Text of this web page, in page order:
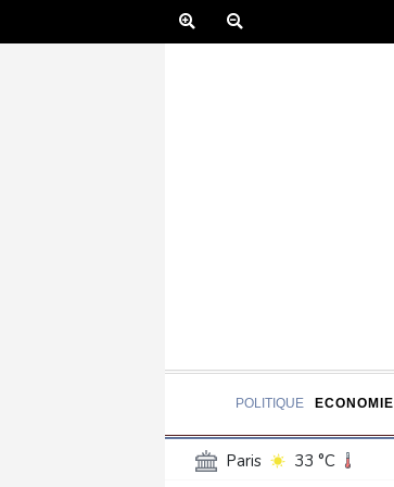
POLITIQUE ECONOMIE
Paris 33 °C